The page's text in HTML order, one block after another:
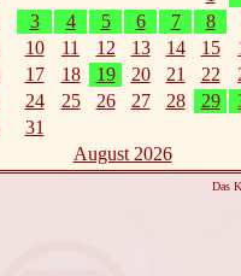
3 4 5 6 7
8
10 11 12 13 14 15
17 18 19 20 21 22
24 25 26 27 28 29
31
August 2026
Das